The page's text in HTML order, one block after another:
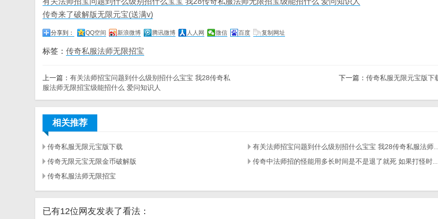
传奇来了破解版无限元宝(送满v)
分享到： QQ空间 新浪微博 腾讯微博 人人网 微信 百度 复制网址
标签： 传奇私服法师无限招宝
上一篇： 有关法师招宝问题到什么级别招什么宝宝 我28传奇私
服法师无限招宝级能招什么 爱问知识人
下一篇： 传奇私服无限元宝版下
相关推荐
传奇私服无限元宝版下载
有关法师招宝问题到什么级别招什么宝宝 我28传奇私服法师无限招宝级能招什么 爱问知识人
传奇无限元宝无限金币破解版
传奇中法师招的怪能用多长时间是不是退了就死 如果打怪时死了能复活吗 如不
传奇私服法师无限招宝
已有12位网友发表了看法：